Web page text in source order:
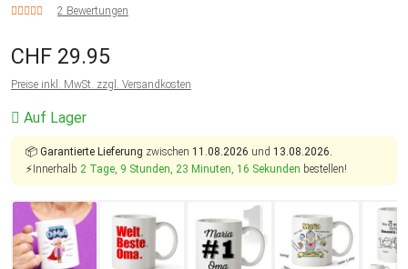
2 Bewertungen
CHF 29.95
Preise inkl. MwSt. zzgl. Versandkosten
Auf Lager
📦 Garantierte Lieferung zwischen 11.08.2026 und 13.08.2026.
⚡Innerhalb 2 Tage, 9 Stunden, 23 Minuten, 15 Sekunden bestellen!